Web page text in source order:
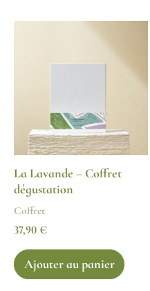
La Lavande – Coffret
dégustation
Coffret
37,90 €
Ajouter au panier